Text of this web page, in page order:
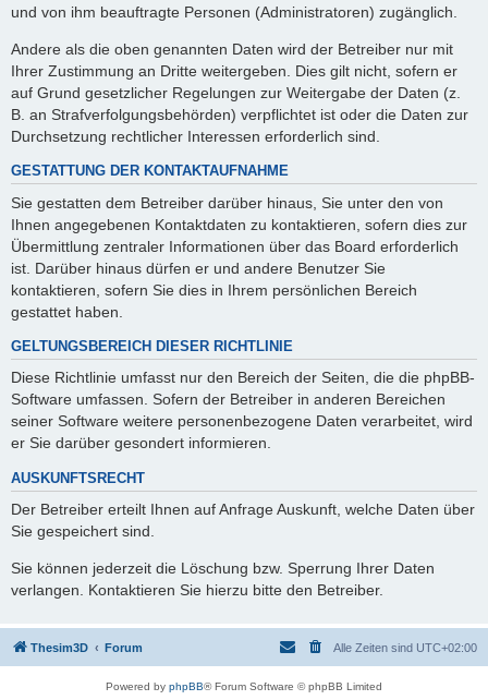
und von ihm beauftragte Personen (Administratoren) zugänglich.
Andere als die oben genannten Daten wird der Betreiber nur mit
Ihrer Zustimmung an Dritte weitergeben. Dies gilt nicht, sofern er
auf Grund gesetzlicher Regelungen zur Weitergabe der Daten (z.
B. an Strafverfolgungsbehörden) verpflichtet ist oder die Daten zur
Durchsetzung rechtlicher Interessen erforderlich sind.
GESTATTUNG DER KONTAKTAUFNAHME
Sie gestatten dem Betreiber darüber hinaus, Sie unter den von
Ihnen angegebenen Kontaktdaten zu kontaktieren, sofern dies zur
Übermittlung zentraler Informationen über das Board erforderlich
ist. Darüber hinaus dürfen er und andere Benutzer Sie
kontaktieren, sofern Sie dies in Ihrem persönlichen Bereich
gestattet haben.
GELTUNGSBEREICH DIESER RICHTLINIE
Diese Richtlinie umfasst nur den Bereich der Seiten, die die phpBB-
Software umfassen. Sofern der Betreiber in anderen Bereichen
seiner Software weitere personenbezogene Daten verarbeitet, wird
er Sie darüber gesondert informieren.
AUSKUNFTSRECHT
Der Betreiber erteilt Ihnen auf Anfrage Auskunft, welche Daten über
Sie gespeichert sind.
Sie können jederzeit die Löschung bzw. Sperrung Ihrer Daten
verlangen. Kontaktieren Sie hierzu bitte den Betreiber.
Thesim3D Forum Alle Zeiten sind UTC+02:00
Powered by phpBB® Forum Software © phpBB Limited